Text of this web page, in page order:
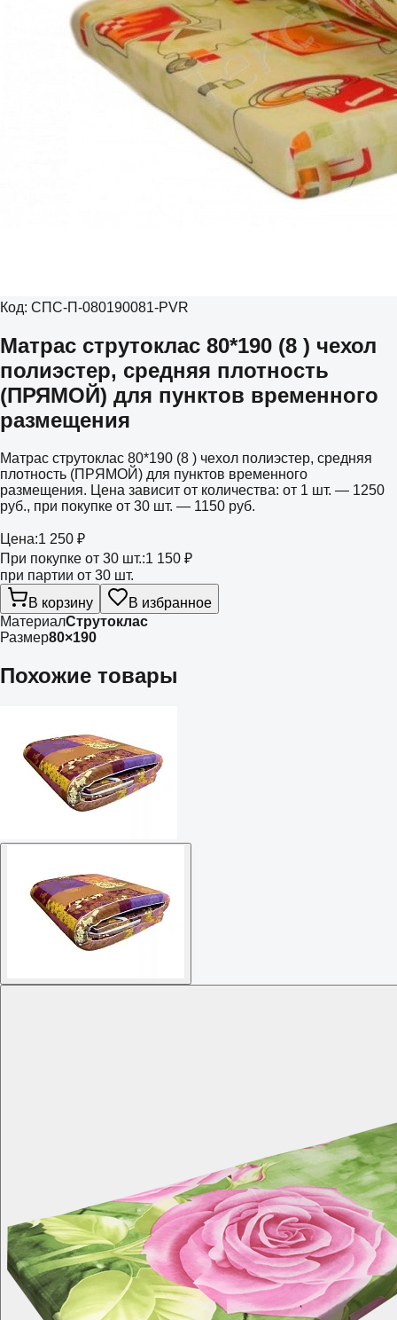
Код: СПС-П-080190081-PVR
Матрас струтоклас 80*190 (8 ) чехол
полиэстер, средняя плотность
(ПРЯМОЙ) для пунктов временного
размещения
Матрас струтоклас 80*190 (8 ) чехол полиэстер, средняя
плотность (ПРЯМОЙ) для пунктов временного
размещения. Цена зависит от количества: от 1 шт. — 1250
руб., при покупке от 30 шт. — 1150 руб.
Цена:1 250 ₽
При покупке от 30 шт.:1 150 ₽
при партии от 30 шт.
В корзину
В избранное
МатериалСтрутоклас
Размер80×190
Похожие товары